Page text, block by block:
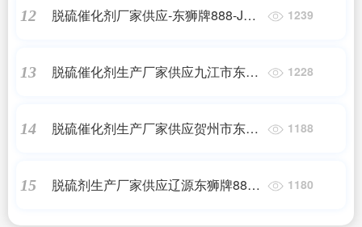
12
脱硫催化剂厂家供应-东狮牌888-JDS
1239
13
脱硫催化剂生产厂家供应九江市东狮
1228
14
脱硫催化剂生产厂家供应贺州市东狮
1188
15
脱硫剂生产厂家供应辽源东狮牌888
1180